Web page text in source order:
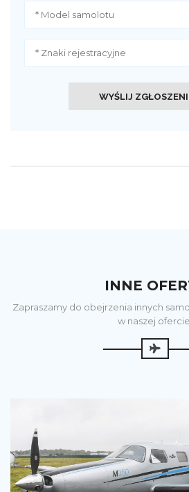
WYŚLIJ
INNE
Zapraszamy do obejrzenia innych
w naszej ofercie.